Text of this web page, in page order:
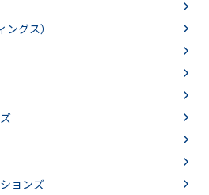
グス）
ョンズ